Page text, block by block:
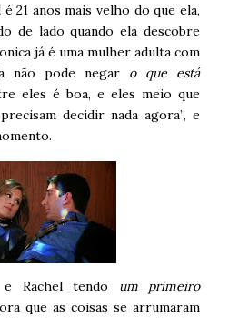
é 21 anos mais velho do que ela,
de lado quando ela descobre
já é uma mulher adulta com
não pode negar o que está
eles é boa, e eles meio que
decidir nada agora”, e
Rachel tendo um primeiro
que as coisas se arrumaram